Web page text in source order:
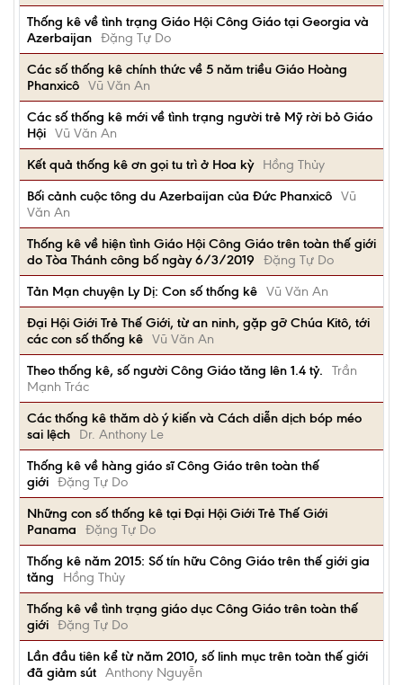
Thống kê về tình trạng Giáo Hội Công Giáo tại Georgia và
Azerbaijan Đặng Tự Do
Các số thống kê chính thức về 5 năm triều Giáo Hoàng
Phanxicô Vũ Văn An
Các số thống kê mới về tình trạng người trẻ Mỹ rời bỏ Giáo
Hội Vũ Văn An
Kết quả thống kê ơn gọi tu trì ở Hoa kỳ
Hồng Thủy
Bối cảnh cuộc tông du Azerbaijan của Đức Phanxicô Vũ
Văn An
Thống kê về hiện tình Giáo Hội Công Giáo trên toàn thế giới
do Tòa Thánh công bố ngày 6/3/2019
Đặng Tự Do
Tản Mạn chuyện Ly Dị: Con số thống kê Vũ Văn An
Đại Hội Giới Trẻ Thế Giới, từ an ninh, gặp gỡ Chúa Kitô, tới
các con số thống kê Vũ Văn An
Theo thống kê, số người Công Giáo tăng lên 1.4 tỷ.
Trần
Mạnh Trác
Các thống kê thăm dò ý kiến và Cách diễn dịch bóp méo
sai lệch
Dr. Anthony Le
Thống kê về hàng giáo sĩ Công Giáo trên toàn thế
giới Đặng Tự Do
Những con số thống kê tại Đại Hội Giới Trẻ Thế Giới
Panama
Đặng Tự Do
Thống kê năm 2015: Số tín hữu Công Giáo trên thế giới gia
tăng
Hồng Thủy
Thống kê về tình trạng giáo dục Công Giáo trên toàn thế
giới Đặng Tự Do
Lần đầu tiên kể từ năm 2010, số linh mục trên toàn thế giới
đã giảm sút Anthony Nguyễn